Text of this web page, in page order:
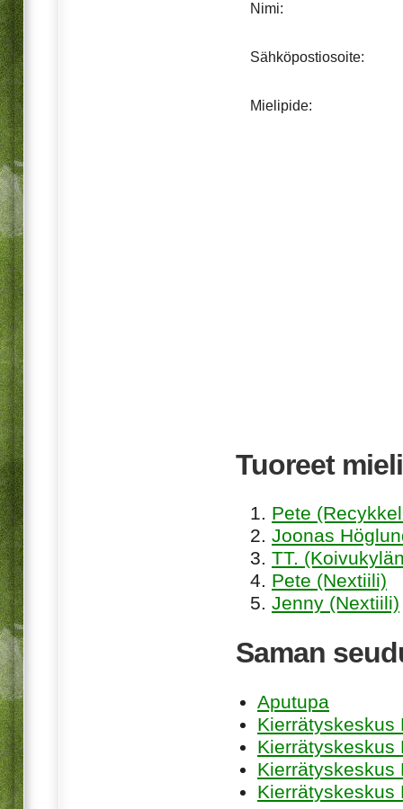
Nimi:
Sähköpostiosoite:
Mielipide:
Tuoreet
Pete
Joonas
TT.
Pete (Nextiili)
Jenny (Nextiili)
Saman
Aputupa
Kierrätyskeskus
Kierrätyskeskus
Kierrätyskeskus
Kierrätyskeskus